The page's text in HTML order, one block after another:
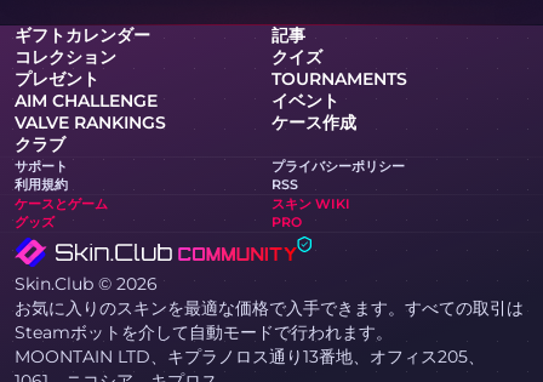
ギフトカレンダー
記事
コレクション
クイズ
プレゼント
TOURNAMENTS
AIM CHALLENGE
イベント
VALVE RANKINGS
ケース作成
クラブ
サポート
プライバシーポリシー
利用規約
RSS
ケースとゲーム
スキン WIKI
グッズ
PRO
Skin.Club © 2026
お気に入りのスキンを最適な価格で入手できます。すべての取引は
Steamボットを介して自動モードで行われます。
MOONTAIN LTD、キプラノロス通り13番地、オフィス205、